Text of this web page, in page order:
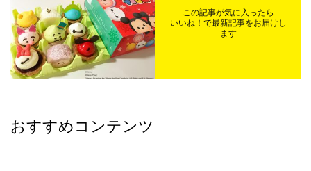
この記事が気に入ったら
いいね！で最新記事をお届けし
ます
おすすめコンテンツ